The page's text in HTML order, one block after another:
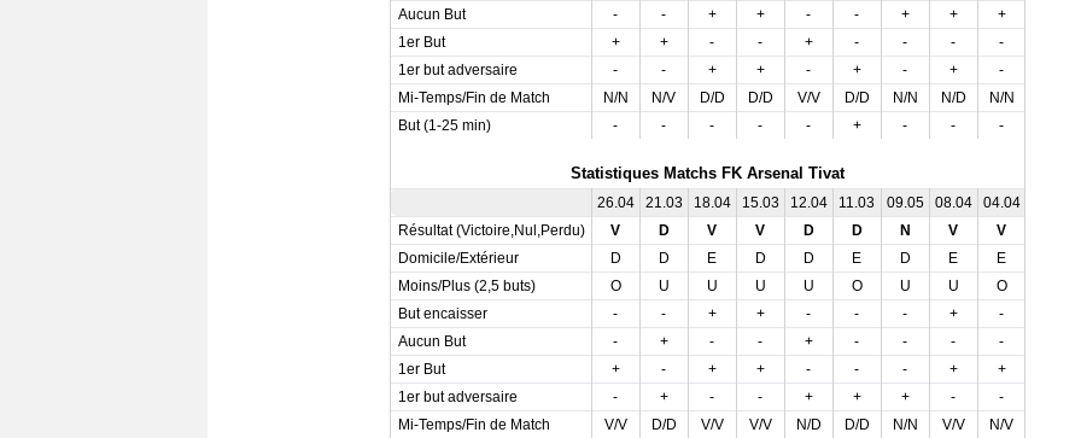
Aucun But
- - + + - - + + +
1er But
+ + - - + - - - -
1er but adversaire
- - + + - + - + -
Mi-Temps/Fin de Match
N/N N/V D/D D/D V/V D/D N/N N/D N/N
But (1-25 min)
- - - - - + - - -
Statistiques Matchs FK Arsenal Tivat
26.04 21.03 18.04 15.03 12.04 11.03 09.05 08.04 04.04
Résultat (Victoire,Nul,Perdu)
V D V V D D N V V
Domicile/Extérieur
D D E D D E D E E
Moins/Plus (2,5 buts)
O U U U U O U U O
But encaisser
- - + + - - - + -
Aucun But
- + - - + - - - -
1er But
+ - + + - - - + +
1er but adversaire
- + - - + + + - -
Mi-Temps/Fin de Match
V/V D/D V/V V/V N/D D/D N/N V/V N/V